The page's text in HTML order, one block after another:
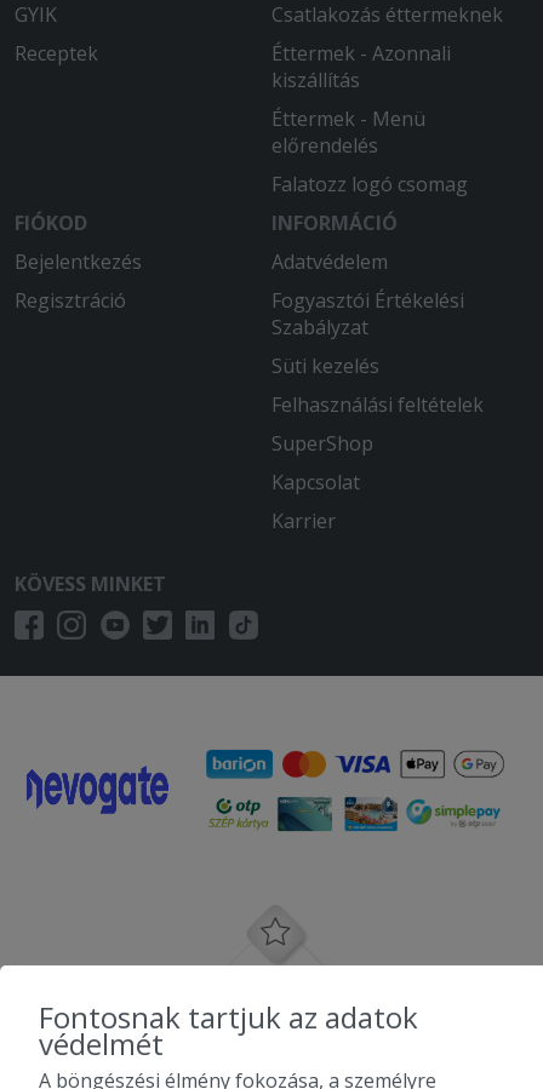
GYIK
Receptek
Csatlakozás éttermeknek
Éttermek - Azonnali
kiszállítás
Éttermek - Menü
előrendelés
Falatozz logó csomag
FIÓKOD
Bejelentkezés
Regisztráció
INFORMÁCIÓ
Adatvédelem
Fogyasztói Értékelési
Szabályzat
Süti kezelés
Felhasználási feltételek
SuperShop
Kapcsolat
Karrier
KÖVESS MINKET
Fontosnak tartjuk az adatok
védelmét
A böngészési élmény fokozása, a személyre